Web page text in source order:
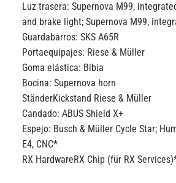
Luz trasera:Supernova M99,
and brake light; Supernova M99,
Guardabarros:SKS A65R
Portaequipajes: Riese & Müller
Goma elástica: Bibia
Bocina:Supernova horn
StänderKickstand Riese & Müller
Candado:ABUS Shield X+
Espejo: Busch & Müller Cycle Star;
E4, CNC*
RX HardwareRX Chip (für RX